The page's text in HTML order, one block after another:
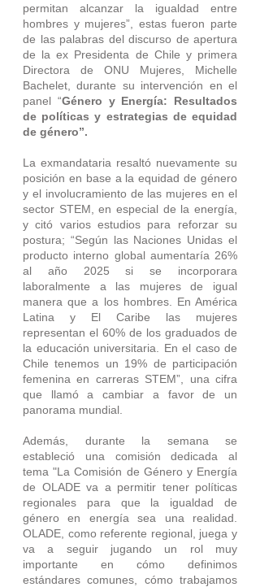
permitan alcanzar la igualdad entre
hombres y mujeres”, estas fueron parte
de las palabras del discurso de apertura
de la ex Presidenta de Chile y primera
Directora de ONU Mujeres, Michelle
Bachelet, durante su intervención en el
panel “Género y Energía: Resultados
de políticas y estrategias de equidad
de género”.
La exmandataria resaltó nuevamente su
posición en base a la equidad de género
y el involucramiento de las mujeres en el
sector STEM, en especial de la energía,
y citó varios estudios para reforzar su
postura; “Según las Naciones Unidas el
producto interno global aumentaría 26%
al año 2025 si se incorporara
laboralmente a las mujeres de igual
manera que a los hombres. En América
Latina y El Caribe las mujeres
representan el 60% de los graduados de
la educación universitaria. En el caso de
Chile tenemos un 19% de participación
femenina en carreras STEM”, una cifra
que llamó a cambiar a favor de un
panorama mundial.
Además, durante la semana se
estableció una comisión dedicada al
tema "La Comisión de Género y Energía
de OLADE va a permitir tener políticas
regionales para que la igualdad de
género en energía sea una realidad.
OLADE, como referente regional, juega y
va a seguir jugando un rol muy
importante en cómo definimos
estándares comunes, cómo trabajamos